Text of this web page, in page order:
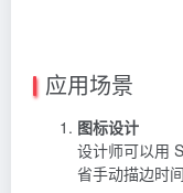
应用场景
图标设计
设计师可以用
省手动描边时间